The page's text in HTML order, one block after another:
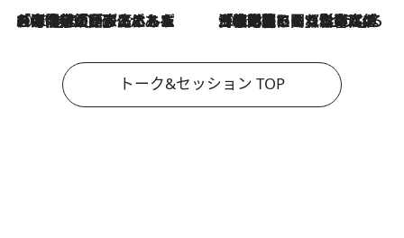
2026.8.3
「今後値上げがあるとすれば…」「リスクがあるのは今年の冬」エネルギー専門家が語る、ホルムズ海峡封鎖が家庭にもたらす“ある心配” 2026.8.3
「住宅建てられない…」「サーチャージ料の高値が続いている」ホルムズ海峡封鎖による影響はいつまで続く？《エネルギー専門家に聞く“どうなる日本の暮らし”》
トーク&セッション TOP